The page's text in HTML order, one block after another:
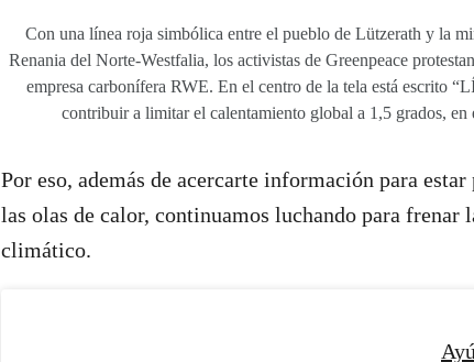
Con una línea roja simbólica entre el pueblo de Lützerath y la
Renania del Norte-Westfalia, los activistas de Greenpeace
empresa carbonífera RWE. En el centro de la tela está escrito
contribuir a limitar el calentamiento global a 1,5 grados, en
Por eso, además de acercarte información para
las olas de calor, continuamos luchando para frenar
climático.